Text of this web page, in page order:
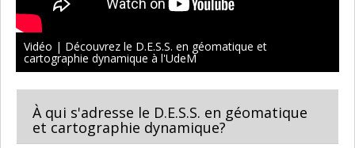
Vidéo | Découvrez le D.E.S.S. en géomatique et
cartographie dynamique à l'UdeM
À qui s'adresse le D.E.S.S. en géomatique
et cartographie dynamique?